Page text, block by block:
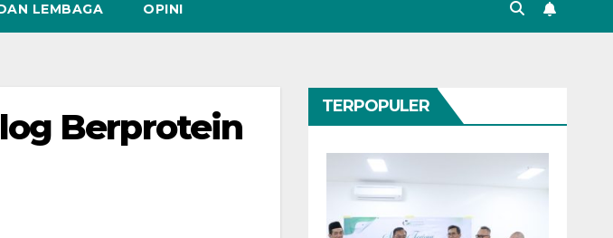
LEMBAGA OPINI
Berprotein
TERPOPULER